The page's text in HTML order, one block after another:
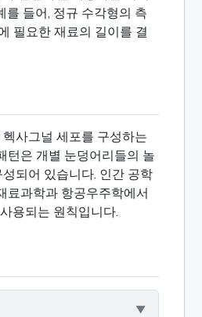
들어, 정규 수각형의 측
필요한 재료의 길이를 결
사그널 세포를 구성하는
턴은 개별 눈덩어리들의 놀
되어 있습니다. 인간 공학
료과학과 항공우주학에서
용되는 원칙입니다.